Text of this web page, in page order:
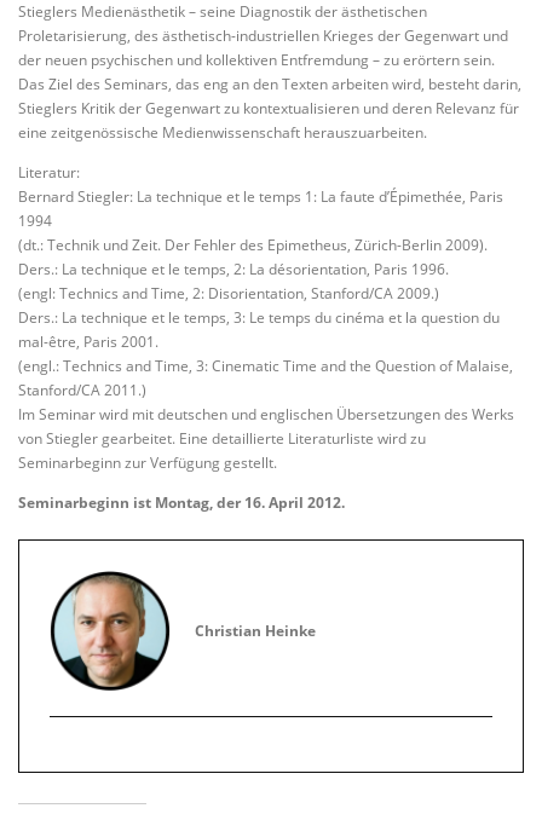
Stieglers Medienästhetik – seine Diagnostik der ästhetischen
Proletarisierung, des ästhetisch-industriellen Krieges der Gegenwart und
der neuen psychischen und kollektiven Entfremdung – zu erörtern sein.
Das Ziel des Seminars, das eng an den Texten arbeiten wird, besteht darin,
Stieglers Kritik der Gegenwart zu kontextualisieren und deren Relevanz für
eine zeitgenössische Medienwissenschaft herauszuarbeiten.
Literatur:
Bernard Stiegler: La technique et le temps 1: La faute d’Épimethée, Paris
1994
(dt.: Technik und Zeit. Der Fehler des Epimetheus, Zürich-Berlin 2009).
Ders.: La technique et le temps, 2: La désorientation, Paris 1996.
(engl: Technics and Time, 2: Disorientation, Stanford/CA 2009.)
Ders.: La technique et le temps, 3: Le temps du cinéma et la question du
mal-être, Paris 2001.
(engl.: Technics and Time, 3: Cinematic Time and the Question of Malaise,
Stanford/CA 2011.)
Im Seminar wird mit deutschen und englischen Übersetzungen des Werks
von Stiegler gearbeitet. Eine detaillierte Literaturliste wird zu
Seminarbeginn zur Verfügung gestellt.
Seminarbeginn ist Montag, der 16. April 2012.
Christian Heinke